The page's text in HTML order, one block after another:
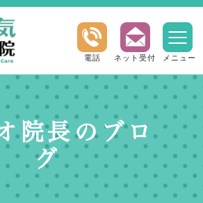
メニュー
ネット受付
電話
院長のブロ
グ